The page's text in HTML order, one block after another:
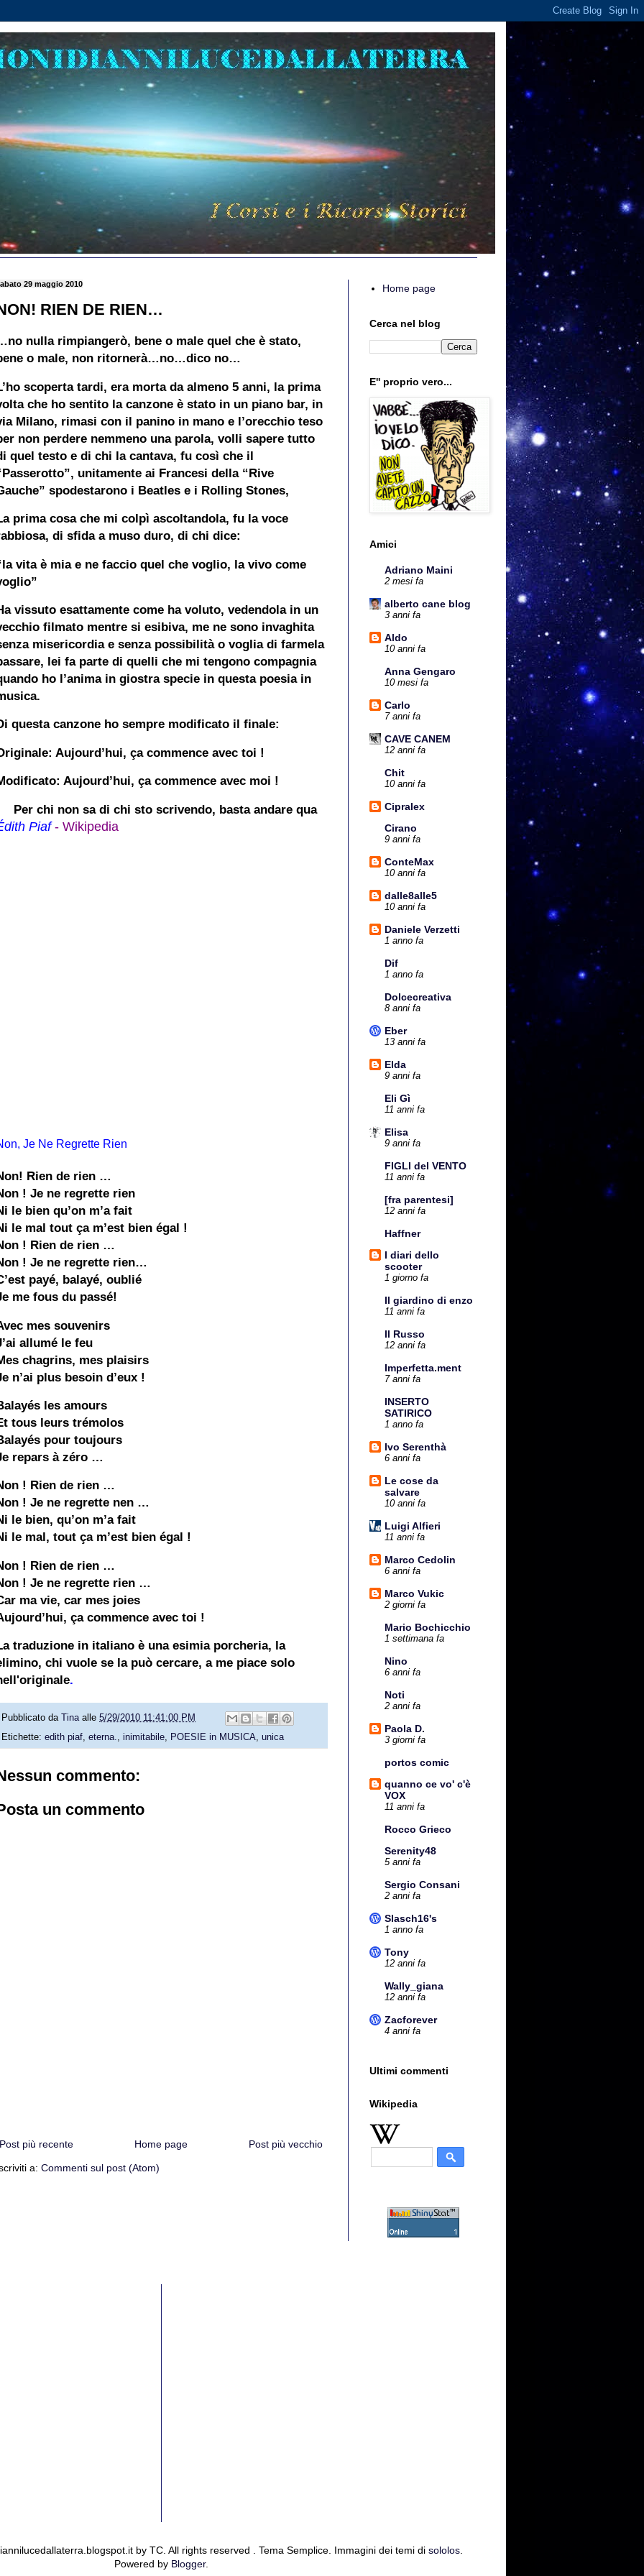
29 maggio 2010
RIEN DE RIEN…
nulla rimpiangerò, bene o male quel che è stato,
o male, non ritornerà…no…dico no…
scoperta tardi, era morta da almeno 5 anni, la prima
che ho sentito la canzone è stato in un piano bar, in
Milano, rimasi con il panino in mano e l’orecchio teso
non perdere nemmeno una parola, volli sapere tutto
quel testo e di chi la cantava, fu così che il
unitamente ai Francesi della “Rive
spodestarono i Beatles e i Rolling Stones,
prima cosa che mi colpì ascoltandola, fu la voce
di sfida a muso duro, di chi dice:
vita è mia e ne faccio quel che voglio, la vivo come
vissuto esattamente come ha voluto, vedendola in un
filmato mentre si esibiva, me ne sono invaghita
misericordia e senza possibilità o voglia di farmela
lei fa parte di quelli che mi tengono compagnia
ho l’anima in giostra specie in questa poesia in
questa canzone ho sempre modificato il finale:
Aujourd’hui, ça commence avec toi !
Aujourd’hui, ça commence avec moi !
Per chi non sa di chi sto scrivendo, basta andare qua
Piaf - Wikipedia
Je Ne Regrette Rien
Rien de rien …
! Je ne regrette rien
le bien qu’on m’a fait
le mal tout ça m’est bien égal !
! Rien de rien …
! Je ne regrette rien…
payé, balayé, oublié
me fous du passé!
mes souvenirs
allumé le feu
chagrins, mes plaisirs
n’ai plus besoin d’eux !
les amours
tous leurs trémolos
pour toujours
repars à zéro …
! Rien de rien …
! Je ne regrette nen …
le bien, qu’on m’a fait
le mal, tout ça m’est bien égal !
! Rien de rien …
! Je ne regrette rien …
ma vie, car mes joies
ça commence avec toi !
traduzione in italiano è una esimia porcheria, la
chi vuole se la può cercare, a me piace solo
.
Pubblicato da Tina alle 5/29/2010 11:41:00 PM
Etichette: edith piaf eterna. inimitabile POESIE in MUSICA unica
commento:
un commento
Post più recente Post più vecchio
Home page
a: Commenti sul post (Atom)
Home page
Cerca nel blog
E'' proprio vero...
Amici
Adriano Maini
2 mesi fa
alberto cane blog
3 anni fa
Aldo
10 anni fa
Anna Gengaro
10 mesi fa
Carlo
7 anni fa
CAVE CANEM
12 anni fa
Chit
10 anni fa
Cipralex
Cirano
9 anni fa
ConteMax
10 anni fa
dalle8alle5
10 anni fa
Daniele Verzetti
1 anno fa
Dif
1 anno fa
Dolcecreativa
8 anni fa
Eber
13 anni fa
Elda
9 anni fa
Eli Gì
11 anni fa
Elisa
9 anni fa
FIGLI del VENTO
11 anni fa
[fra parentesi]
12 anni fa
Haffner
I diari dello
scooter
1 giorno fa
Il giardino di enzo
11 anni fa
Il Russo
12 anni fa
Imperfetta.ment
7 anni fa
INSERTO
SATIRICO
1 anno fa
Ivo Serenthà
6 anni fa
Le cose da
salvare
10 anni fa
Luigi Alfieri
11 anni fa
Marco Cedolin
6 anni fa
Marco Vukic
2 giorni fa
Mario Bochicchio
1 settimana fa
Nino
6 anni fa
Noti
2 anni fa
Paola D.
3 giorni fa
portos comic
quanno ce vo' c'è
VOX
11 anni fa
Rocco Grieco
Serenity48
5 anni fa
Sergio Consani
2 anni fa
Slasch16's
1 anno fa
Tony
12 anni fa
Wally_giana
12 anni fa
Zacforever
4 anni fa
Ultimi commenti
Wikipedia
by TC. All rights reserved . Tema Semplice. Immagini dei temi di sololos.
Powered by Blogger.